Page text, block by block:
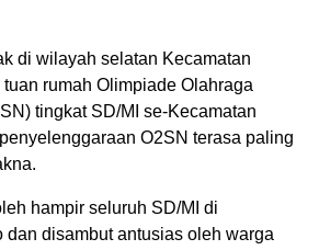
di wilayah selatan Kecamatan
rumah Olimpiade Olahraga
tingkat SD/MI se-Kecamatan
O2SN terasa paling
hampir seluruh SD/MI di
dan disambut antusias oleh warga